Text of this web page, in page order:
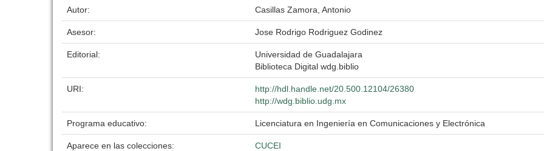
Autor: Casillas Zamora, Antonio
Asesor: Jose Rodrigo Rodriguez Godinez
Editorial:
Universidad de Guadalajara
Biblioteca Digital wdg.biblio
URI:
http://hdl.handle.net/20.500.12104/26380
http://wdg.biblio.udg.mx
Programa educativo: Licenciatura en Ingeniería en Comunicaciones y Electrónica
Aparece en las colecciones: CUCEI